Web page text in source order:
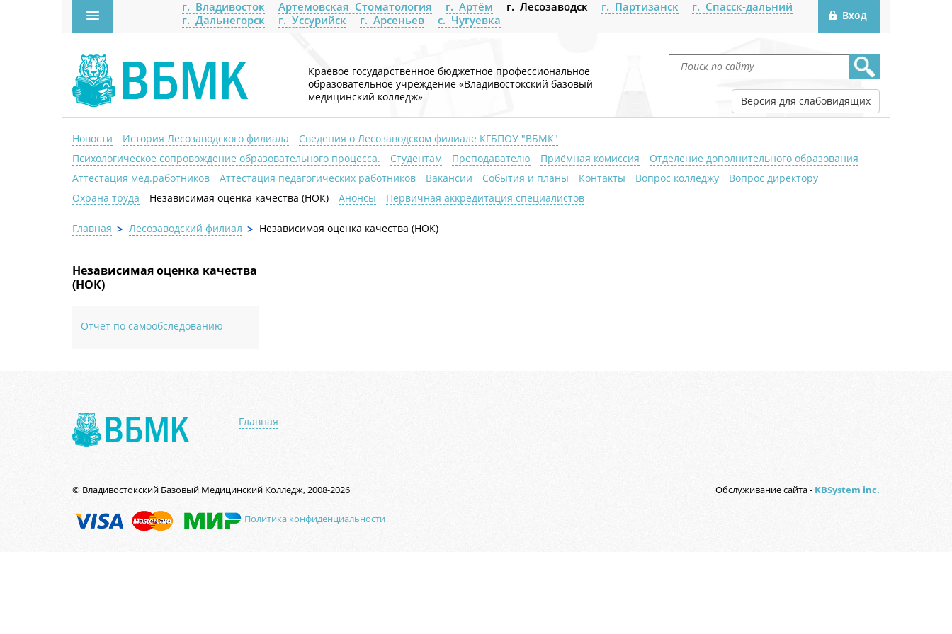
г. Владивосток Артемовская Стоматология г. Артём г. Лесозаводск г. Партизанск
г. Спасск-дальний
г. Дальнегорск
г. Уссурийск г. Арсеньев с. Чугуевка
Краевое государственное бюджетное профессиональное
образовательное учреждение «Владивостокский базовый
медицинский колледж»
Версия для слабовидящих
Новости История Лесозаводского филиала
Сведения о Лесозаводском филиале КГБПОУ "ВБМК"
Психологическое сопровождение образовательного процесса.
Студентам Преподавателю Приёмная комиссия
Отделение дополнительного образования
Аттестация мед.работников
Аттестация педагогических работников Вакансии События и планы Контакты Вопрос колледжу
Вопрос директору
Охрана труда
Независимая оценка качества (НОК) Анонсы Первичная аккредитация специалистов
Главная Лесозаводский филиал Независимая оценка качества (НОК)
Независимая оценка качества
(НОК)
Отчет по самообследованию
Главная
© Владивостокский Базовый Медицинский Колледж, 2008-2026
Политика конфиденциальности
Обслуживание сайта - KBSystem inc.